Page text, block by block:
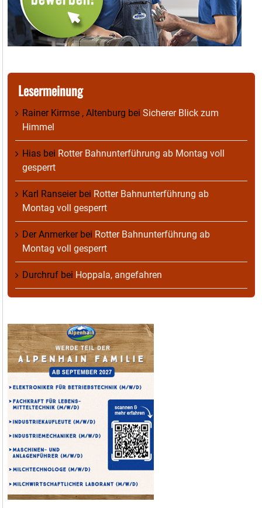
Lesermeinung
Rainer Kirmse , Altenburg bei Sicherer Blick zum
Himmel
Hias bei Rotter Bahnunterführung ab Montag voll
gesperrt
Karl Ranseierbei Rotter Bahnunterführung ab
Montag voll gesperrt
Der Anmerkerbei Rotter Bahnunterführung ab
Montag voll gesperrt
Durchruf bei Hoppala, angefahren